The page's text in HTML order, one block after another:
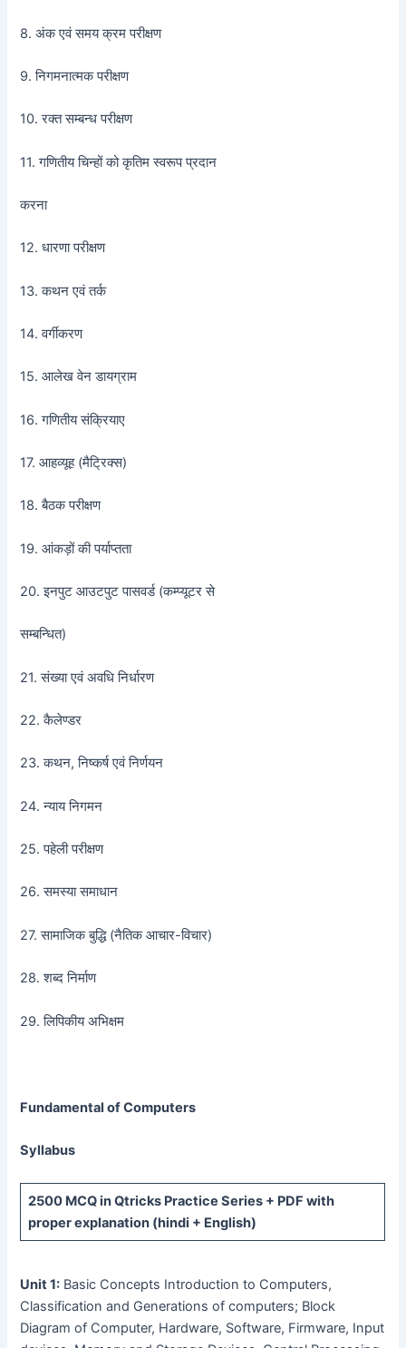
8. अंक एवं समय क्रम परीक्षण
9. निगमनात्मक परीक्षण
10. रक्त सम्बन्ध परीक्षण
11. गणितीय चिन्हों को कृतिम स्वरूप प्रदान
करना
12. धारणा परीक्षण
13. कथन एवं तर्क
14. वर्गीकरण
15. आलेख वेन डायग्राम
16. गणितीय संक्रियाए
17. आहव्यूह (मैट्रिक्स)
18. बैठक परीक्षण
19. आंकड़ों की पर्याप्तता
20. इनपुट आउटपुट पासवर्ड (कम्प्यूटर से
सम्बन्धित)
21. संख्या एवं अवधि निर्धारण
22. कैलेण्डर
23. कथन, निष्कर्ष एवं निर्णयन
24. न्याय निगमन
25. पहेली परीक्षण
26. समस्या समाधान
27. सामाजिक बुद्धि (नैतिक आचार-विचार)
28. शब्द निर्माण
29. लिपिकीय अभिक्षम
Fundamental of Computers
Syllabus
2500 MCQin Qtricks Practice Series + PDF with
proper explanation (hindi + English)
Unit 1: Basic Concepts Introduction to Computers,
Classification and Generations of computers; Block
Diagram of Computer, Hardware, Software, Firmware, Input